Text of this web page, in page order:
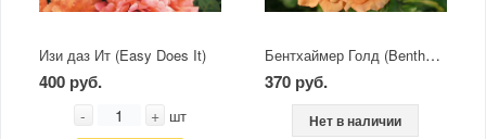
Изи даз Ит (Easy Does It)
400 руб.
- + шт
Бентхаймер Голд (Bentheimer Gold)
370 руб.
Нет в наличии